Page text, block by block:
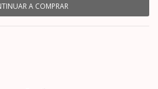
A COMPRAR